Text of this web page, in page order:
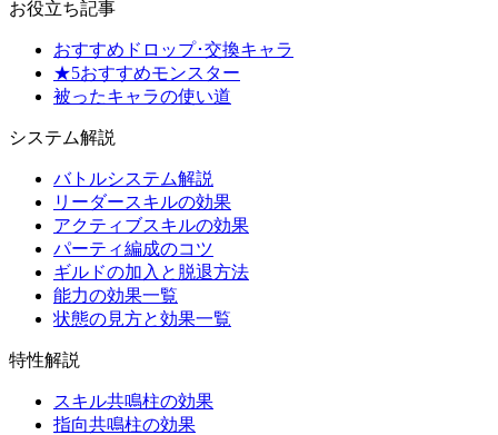
お役立ち記事
おすすめドロップ･交換キャラ
★5おすすめモンスター
被ったキャラの使い道
システム解説
バトルシステム解説
リーダースキルの効果
アクティブスキルの効果
パーティ編成のコツ
ギルドの加入と脱退方法
能力の効果一覧
状態の見方と効果一覧
特性解説
スキル共鳴柱の効果
指向共鳴柱の効果